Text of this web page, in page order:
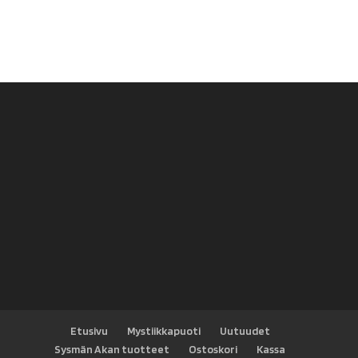
Etusivu Mystiikkapuoti
Uutuudet
Sysmän Akan tuotteet
Ostoskori Kassa